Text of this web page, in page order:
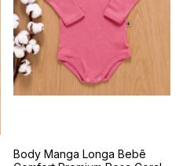
Body Manga Longa Bebê